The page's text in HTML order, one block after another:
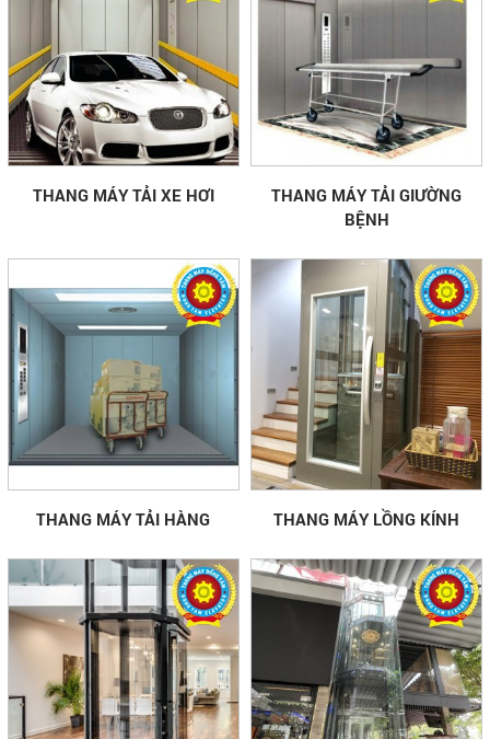
THANG MÁY TẢI XE HƠI
THANG MÁY TẢI GIƯỜNG
BỆNH
THANG MÁY TẢI HÀNG THANG MÁY LỒNG KÍNH